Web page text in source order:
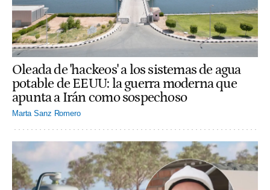
Oleada de 'hackeos' a los sistemas de agua
potable de EEUU: la guerra moderna que
apunta a Irán como sospechoso
Marta Sanz Romero